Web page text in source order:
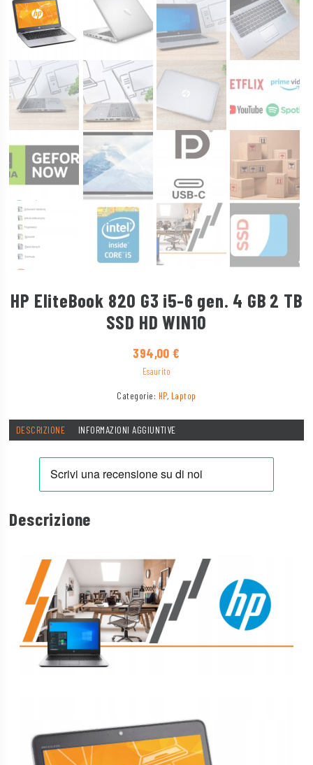
HP EliteBook 820 G3 i5-6 gen. 4 GB 2 TB
SSD HD WIN10
394,00€
Esaurito
Categorie: HP, Laptop
DESCRIZIONE INFORMAZIONI AGGIUNTIVE
Descrizione